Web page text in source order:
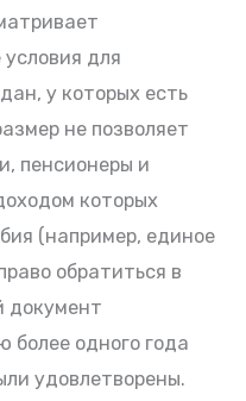
для
у которых есть
не позволяет
пенсионеры и
которых
(например, единое
обратиться в
документ
более одного года
удовлетворены.